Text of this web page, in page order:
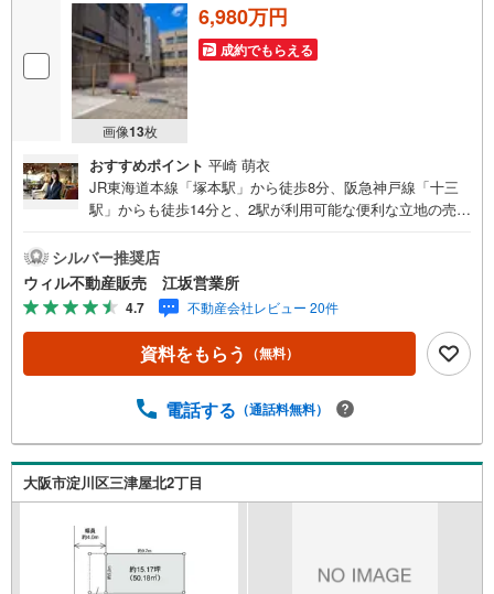
画像13枚
6,980万円
成約でもらえる
おすすめポイント 平崎 萌衣
JR東海道本線「塚本駅」から徒歩8分、阪急神戸線「十三
駅」からも徒歩14分と、2駅が利用可能な便利な立地の売土
約38坪の広々とした敷地は、現在更地。南側に道路が接道
しているため、たっぷりの陽光が差し込み、明るい住まい
を計画できます。用途地域は準住居地域内で、多様な建築
プランに対応可能です。さらに、建築条件なしなので、お
好みのハウスメーカーや工務店で、理想のマイホームを自
由に設計・建築いただけます。＝＝＝＝＝＝＝＝＝＝＝＝
～19:00】（定休日なし）火曜日・水曜日も営業しておりま
ひお気軽にご連絡下さい！現地を見学される場合は「室
内・現地を見学する（無料）」ボタンよりご希望の日時を
ご記入いただけますとスムーズにご案内が可能です。＝＝
＝＝
シルバー推奨店
ウィル不動産販売 江坂営業所
4.7 不動産会社レビュー 20件
資料をもらう （無料）
電話する （通話料無料）
大阪市淀川区三津屋北2丁目